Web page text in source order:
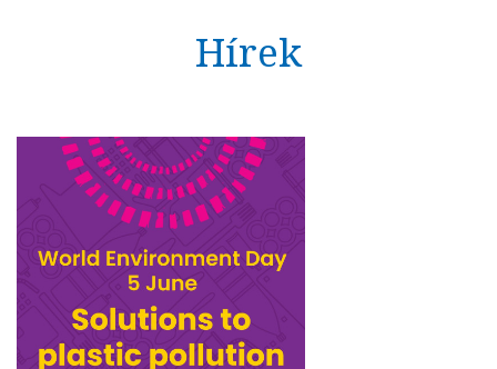
Hírek